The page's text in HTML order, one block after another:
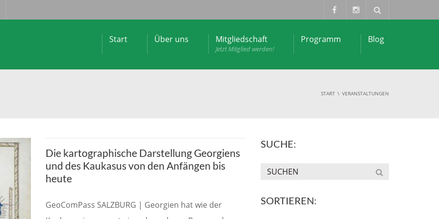
Start Über uns Mitgliedschaft
Jetzt Mitglied werden!
Programm Blog
START VERANSTALTUNGEN
Die kartographische Darstellung Georgiens
und des Kaukasus von den Anfängen bis
heute
GeoComPass SALZBURG | Georgien hat wie der
SUCHE:
SORTIEREN: